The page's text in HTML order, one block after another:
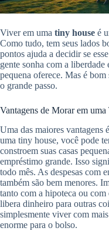
Viver em uma tiny house é
Como tudo, tem seus lados
pontos ajuda a decidir se
gente sonha com a liberdade
pequena oferece. Mas é bom
o grande passo.
Vantagens de Morar em
Uma das maiores vantagens
uma tiny house, você pode
constroem suas casas
empréstimo grande. Isso
todo mês. As despesas com
também são bem menores.
tanto com a hipoteca ou
libera dinheiro para outras
simplesmente viver com
enorme para o bolso.